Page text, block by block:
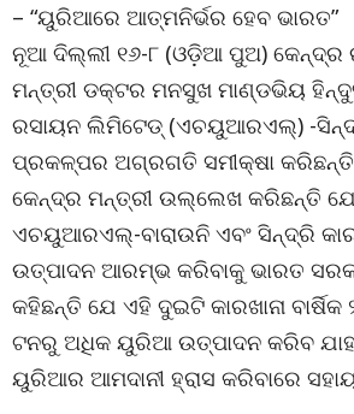
– “ୟୁରିଆରେ ଆତ୍ମନିର୍ଭର ହେବ ଭାରତ”
ନୂଆ ଦିଲ୍ଲୀ ୧୬-୮ (ଓଡ଼ିଆ ପୁଅ) କେନ୍ଦ୍ର
ମନ୍ତ୍ରୀ ଡକ୍ଟର ମନସୁଖ ମାଣ୍ଡଭିୟ
ରସାୟନ ଲିମିଟେଡ୍ (ଏଚୟୁଆରଏଲ୍) -
ପ୍ରକଳ୍ପର ଅଗ୍ରଗତି ସମୀକ୍ଷା
କେନ୍ଦ୍ର ମନ୍ତ୍ରୀ ଉଲ୍ଲେଖ କରିଛନ୍ତି
ଏଚୟୁଆରଏଲ୍-ବାରାଉନି ଏବଂ ସିନ୍ଦ୍ରି
ଉତ୍ପାଦନ ଆରମ୍ଭ କରିବାକୁ ଭାରତ
କହିଛନ୍ତି ଯେ ଏହି ଦୁଇଟି କାରଖାନା
ଟନରୁ ଅଧିକ ୟୁରିଆ ଉତ୍ପାଦନ କରିବ
ୟୁରିଆର ଆମଦାନୀ ହ୍ରାସ କରିବାରେ